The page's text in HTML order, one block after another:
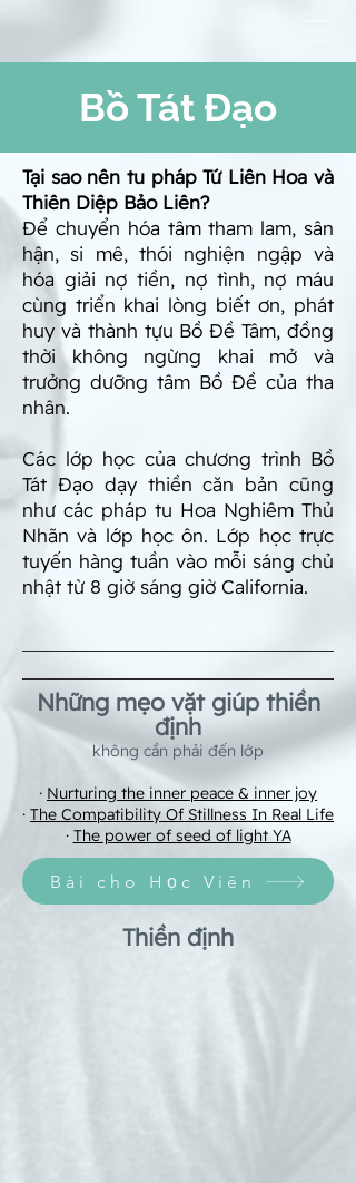
Bồ Tát Đạo
Tại sao nên tu pháp Tứ Liên Hoa và
Thiên Diệp Bảo Liên?
Để chuyển hóa tâm tham lam, sân
hận, si mê, thói nghiện ngập và
hóa giải nợ tiền, nợ tình, nợ máu
cùng triển khai lòng biết ơn, phát
huy và thành tựu Bồ Đề Tâm, đồng
thời không ngừng khai mở và
trưởng dưỡng tâm Bồ Đề của tha
nhân.
​Các lớp học của chương trình Bồ
Tát Đạo dạy thiền căn bản cũng
như các pháp tu Hoa Nghiêm Thủ
Nhãn và lớp học ôn.​ Lớp học trực
tuyến hàng tuần vào mỗi sáng chủ
nhật từ 8 giờ sáng giờ California.
​Những mẹo vặt giúp thiền
định
không cần phải đến lớp
· Nurturing the inner peace & inner joy
· The Compatibility Of Stillness In Real Life
· The power of seed of light YA
Bài cho Học Viên
Thiền định